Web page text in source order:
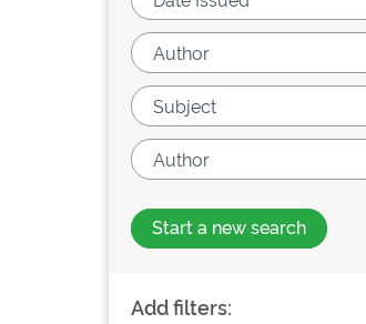
Start a new search
Add filters: